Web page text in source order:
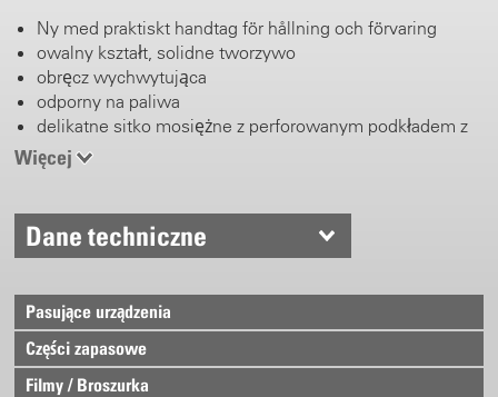
Ny med praktiskt handtag för hållning och förvaring
owalny kształt, solidne tworzywo
obręcz wychwytująca
odporny na paliwa
delikatne sitko mosiężne z perforowanym podkładem z
blachy białej ø 8,8 cm
króciec z rowkiem odpowietrzającym ø 2,5 cm
Więcej
Dane techniczne
Pasujące urządzenia
Części zapasowe
Filmy / Broszurka